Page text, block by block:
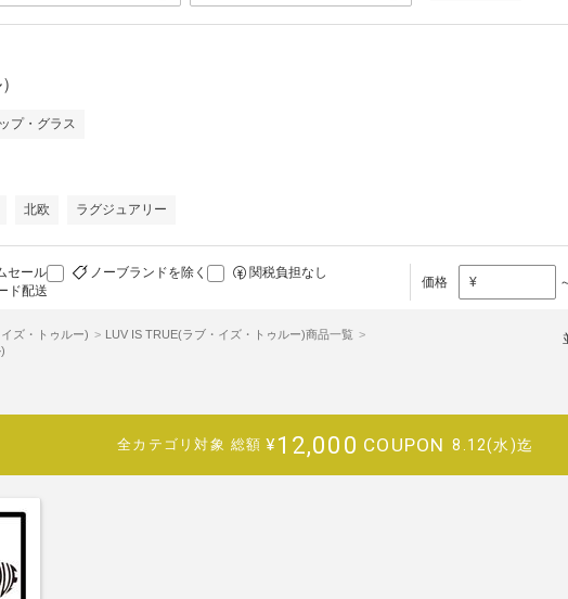
プ・グラス
北欧 ラグジュアリー
セール ノーブランドを除く
関税負担なし
ド配送
価格 ¥
ズ・トゥルー)
LUV IS TRUE(ラブ・イズ・トゥルー)商品一覧
全カテゴリ対象 総額 ¥12,000 COUPON 8.12(水)迄